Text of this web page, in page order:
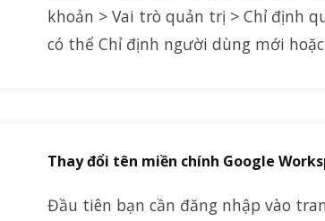
khoản > Vai trò quản trị > Chỉ định
có thể Chỉ định người dùng mới
Thay đổi tên miền chính Google
Đầu tiên bạn cần đăng nhập vào